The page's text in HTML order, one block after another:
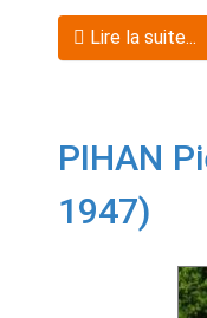
Lire la suite...
PIHAN
1947)